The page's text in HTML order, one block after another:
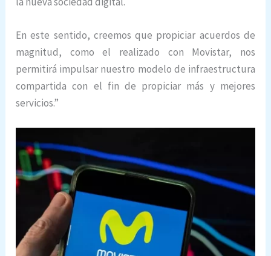
En este sentido, creemos que propiciar acuerdos de
magnitud, como el realizado con Movistar, nos
permitirá impulsar nuestro modelo de infraestructura
compartida con el fin de propiciar más y mejores
servicios.”